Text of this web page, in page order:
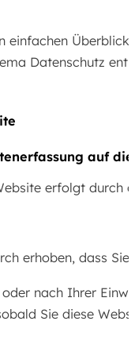
einfachen
Datenschutz
auf
erfolgt durch
erhoben, dass
nach Ihrer
Sie diese